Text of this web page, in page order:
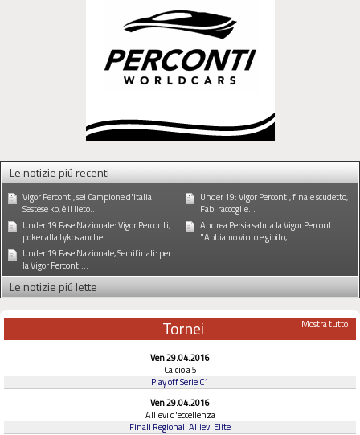
Le notizie piú recenti
Vigor Perconti, sei Campione d'Italia:
Sestese ko, è il lieto...
Under 19: Vigor Perconti, finale scudetto,
Fabi raccoglie...
Under 19 Fase Nazionale: Vigor Perconti,
poker alla Lykos anche...
Andrea Persia saluta la Vigor Perconti
"Abbiamo vinto e gioito,...
Under 19 Fase Nazionale, Semifinali: per
la Vigor Perconti...
Le notizie piú lette
Tornei Mostra tutto
Ven 29.04.2016
Calcio a 5
Play off Serie C1
Ven 29.04.2016
Allievi d'eccellenza
Finali Regionali Allievi Elite